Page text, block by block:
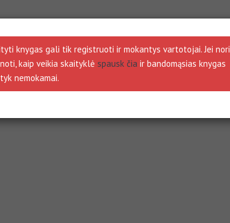
knygas gali tik registruoti ir mokantys vartotojai. Jei nori
kaip veikia skaityklė spausk čia ir bandomąsias knygas
nemokamai.